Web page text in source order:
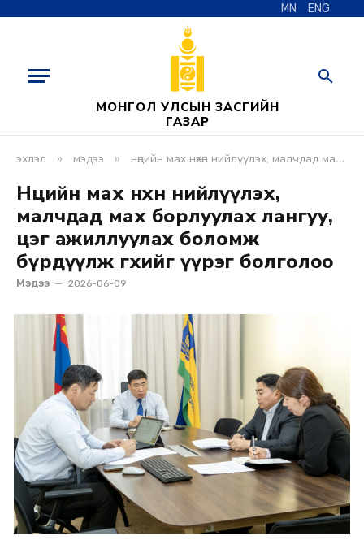
MN ENG
МОНГОЛ УЛСЫН ЗАСГИЙН
ГАЗАР
эхлэл » мэдээ » нөөцийн мах нөхөн нийлүүлэх, малчдад мах борлуулах лангуу, цэг ажиллуулах боломж бүрдүүлж өгөхийг үүрэг болголоо
Нөөцийн мах нөхөн нийлүүлэх,
малчдад мах борлуулах лангуу,
цэг ажиллуулах боломж
бүрдүүлж өгөхийг үүрэг болголоо
Мэдээ 2026-06-09